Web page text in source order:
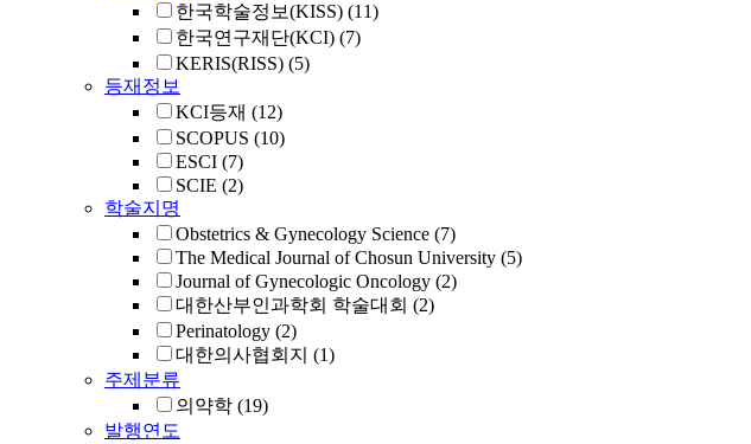
한국학술정보(KISS) (11)
한국연구재단(KCI) (7)
KERIS(RISS) (5)
등재정보
KCI등재 (12)
SCOPUS (10)
ESCI (7)
SCIE (2)
학술지명
Obstetrics & Gynecology Science (7)
The Medical Journal of Chosun University (5)
Journal of Gynecologic Oncology (2)
대한산부인과학회 학술대회 (2)
Perinatology (2)
대한의사협회지 (1)
주제분류
의약학 (19)
발행연도